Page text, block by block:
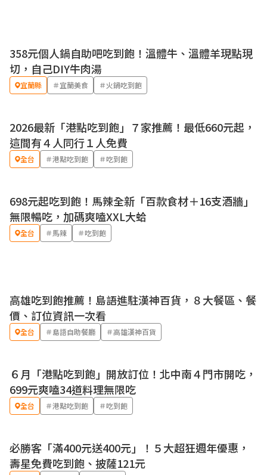
358元個人鍋自助吧吃到飽！溫體牛、溫體羊現點現
切，自己DIY牛肉湯
宜蘭縣 ＃宜蘭美食 ＃火鍋吃到飽
優惠
2026最新「港點吃到飽」７家推薦！最低660元起，
這間有４人同行１人免費
全台 ＃港點吃到飽 ＃吃到飽
698元起吃到飽！馬辣全新「百款食材＋16支酒牆」
無限暢吃，加碼爽嗑XXL大蛤
全台 ＃馬辣 ＃吃到飽
高雄吃到飽推薦！島語進駐漢神百貨，８大餐區、餐
價、訂位資訊一次看
全台 ＃島語自助餐廳 ＃高雄漢神百貨
６月「港點吃到飽」開放訂位！北中南４門市開吃，
699元爽嗑34道料理無限吃
全台 ＃港點吃到飽 ＃吃到飽
優惠
必勝客「滿400元送400元」！５大超狂週年優惠，
壽星免費吃到飽、披薩121元